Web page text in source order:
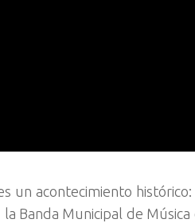
un acontecimiento
Banda Municipal de